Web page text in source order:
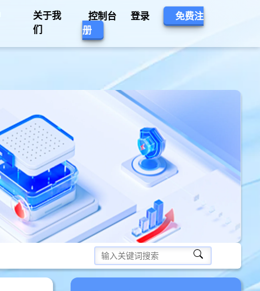
关于我
们
控制台 登录
免费注
册